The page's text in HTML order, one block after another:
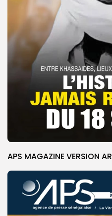
APS MAGAZINE VERSION AR